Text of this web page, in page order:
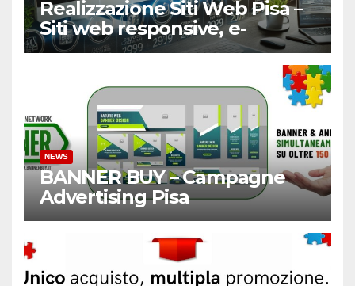
Realizzazione Siti Web Pisa –
Siti web responsive, e-
Commerce
NEWS
BANNER BUY – Campagne
Advertising Pisa